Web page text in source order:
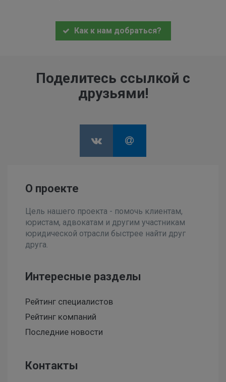
Как к нам добраться?
Поделитесь ссылкой с
друзьями!
О проекте
Цель нашего проекта - помочь клиентам,
юристам, адвокатам и другим участникам
юридической отрасли быстрее найти друг
друга.
Интересные разделы
Рейтинг специалистов
Рейтинг компаний
Последние новости
Контакты